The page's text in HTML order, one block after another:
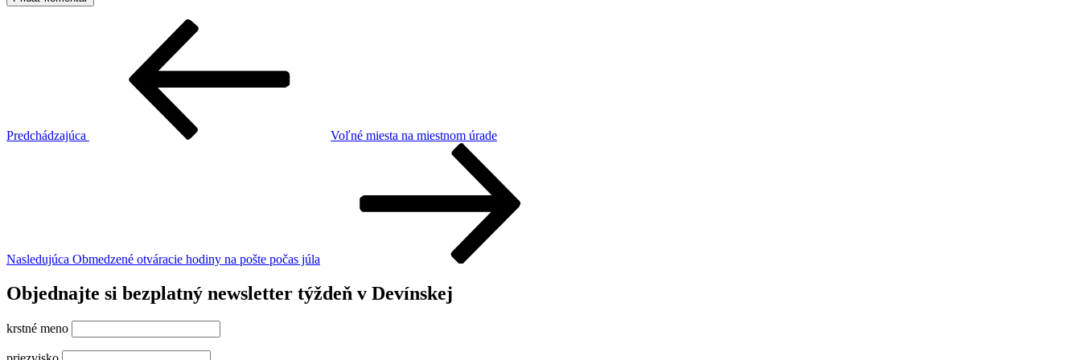
Predchádzajúca
Voľné miesta na miestnom úrade
Nasledujúca Obmedzené otváracie hodiny na pošte počas júla
Objednajte si bezplatný newsletter týždeň v Devínskej
krstné meno